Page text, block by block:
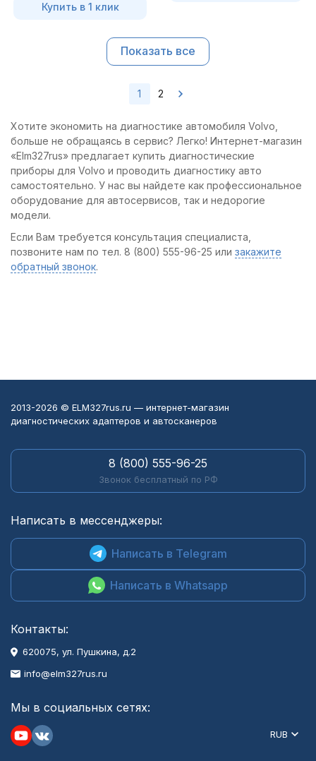
Купить в 1 клик
Показать все
1 2
Хотите экономить на диагностике автомобиля Volvo,
больше не обращаясь в сервис? Легко! Интернет-магазин
«Elm327rus» предлагает купить диагностические
приборы для Volvo и проводить диагностику авто
самостоятельно. У нас вы найдете как профессиональное
оборудование для автосервисов, так и недорогие
модели.
Если Вам требуется консультация специалиста,
позвоните нам по тел. 8 (800) 555-96-25 или закажите
обратный звонок.
2013-2026 © ELM327rus.ru — интернет-магазин
диагностических адаптеров и автосканеров
8 (800) 555-96-25
Звонок бесплатный по РФ
Написать в мессенджеры:
Написать в Telegram
Написать в Whatsapp
Контакты:
620075, ул. Пушкина, д.2
info@elm327rus.ru
Мы в социальных сетях:
RUB